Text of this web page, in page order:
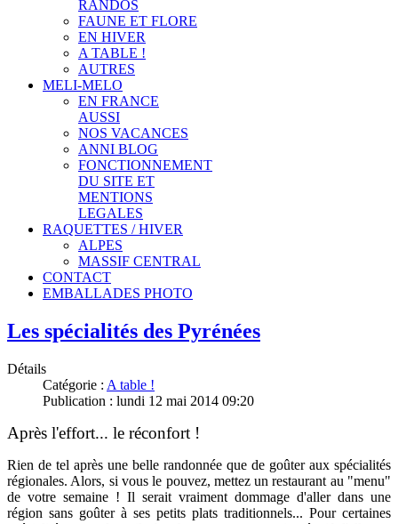
RANDOS
FAUNE ET FLORE
EN HIVER
A TABLE !
AUTRES
MELI-MELO
EN FRANCE
AUSSI
NOS VACANCES
ANNI BLOG
FONCTIONNEMENT
DU SITE ET
MENTIONS
LEGALES
RAQUETTES / HIVER
ALPES
MASSIF CENTRAL
CONTACT
EMBALLADES PHOTO
Les spécialités des Pyrénées
Détails
Catégorie : A table !
Publication : lundi 12 mai 2014 09:20
Après l'effort... le réconfort !
Rien de tel après une belle randonnée que de goûter aux spécialités
régionales. Alors, si vous le pouvez, mettez un restaurant au "menu"
de votre semaine ! Il serait vraiment dommage d'aller dans une
région sans goûter à ses petits plats traditionnels... Pour certaines